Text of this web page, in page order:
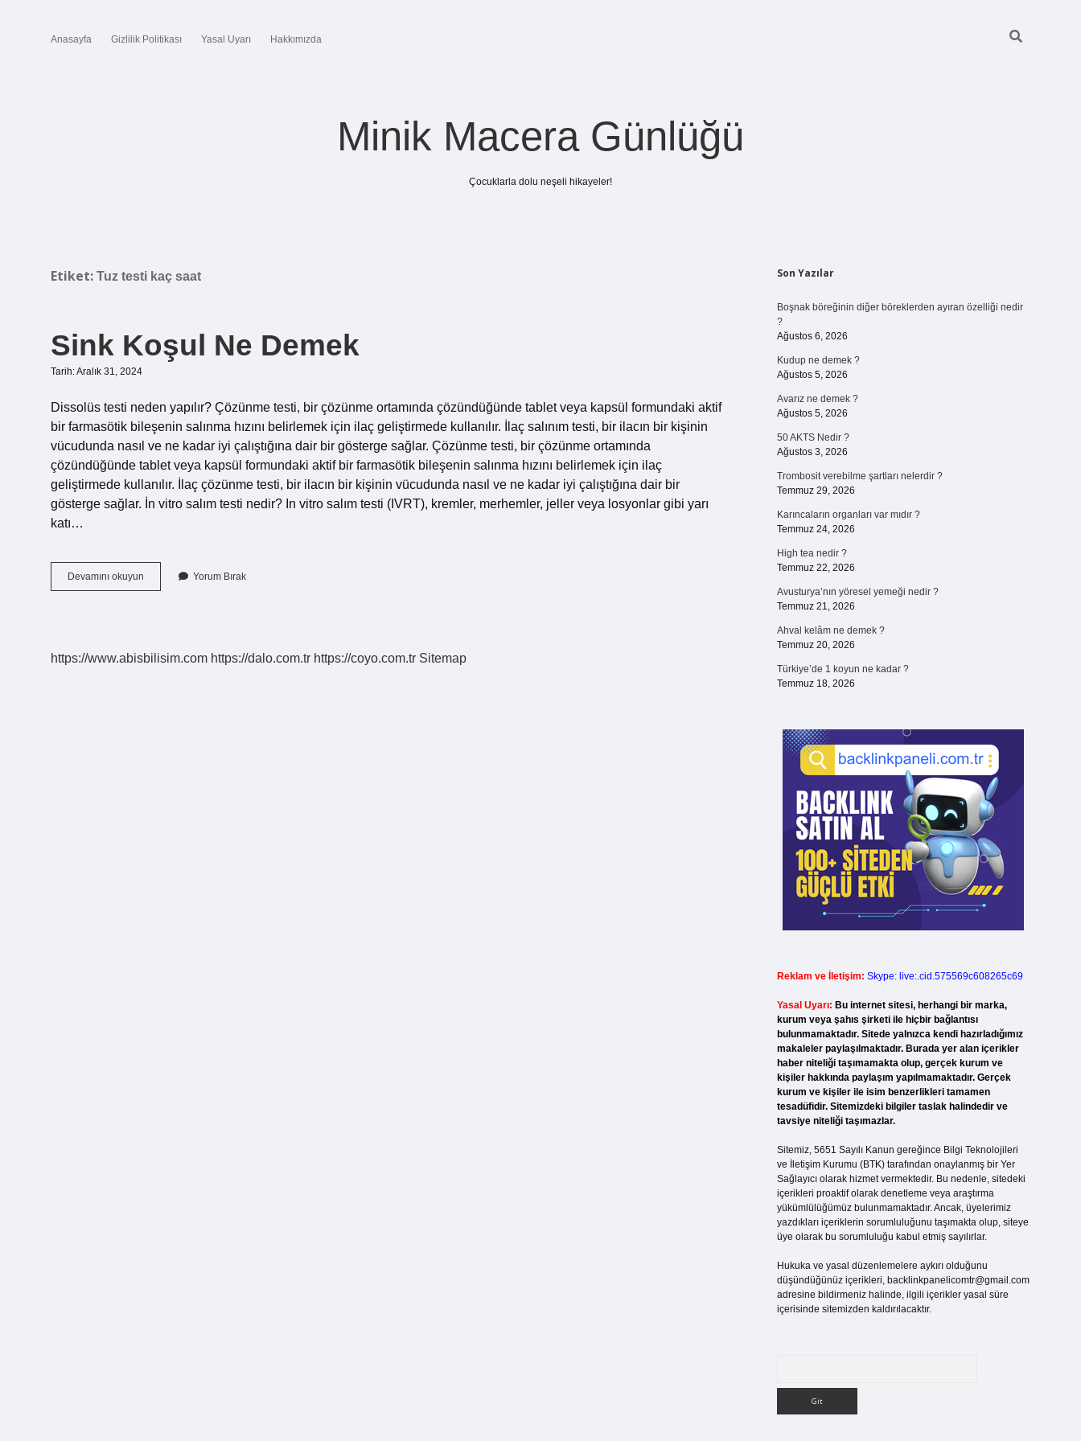
Anasayfa Gizlilik Politikası Yasal Uyarı Hakkımızda
Minik Macera Günlüğü
Çocuklarla dolu neşeli hikayeler!
Etiket: Tuz testi kaç saat
Sink Koşul Ne Demek
Tarih: Aralık 31, 2024
Dissolüs testi neden yapılır? Çözünme testi, bir çözünme ortamında çözündüğünde tablet veya kapsül formundaki aktif
bir farmasötik bileşenin salınma hızını belirlemek için ilaç geliştirmede kullanılır. İlaç salınım testi, bir ilacın bir kişinin
vücudunda nasıl ve ne kadar iyi çalıştığına dair bir gösterge sağlar. Çözünme testi, bir çözünme ortamında
çözündüğünde tablet veya kapsül formundaki aktif bir farmasötik bileşenin salınma hızını belirlemek için ilaç
geliştirmede kullanılır. İlaç çözünme testi, bir ilacın bir kişinin vücudunda nasıl ve ne kadar iyi çalıştığına dair bir
gösterge sağlar. İn vitro salım testi nedir? In vitro salım testi (IVRT), kremler, merhemler, jeller veya losyonlar gibi yarı
katı…
Devamını okuyun
Koşul
Yorum Bırak
https://www.abisbilisim.com https://dalo.com.tr https://coyo.com.tr Sitemap
Sidebar
Son Yazılar
Boşnak böreğinin diğer böreklerden ayıran özelliği nedir
?
Ağustos 6, 2026
Kudup ne demek ?
Ağustos 5, 2026
Avarız ne demek ?
Ağustos 5, 2026
50 AKTS Nedir ?
Ağustos 3, 2026
Trombosit verebilme şartları nelerdir ?
Temmuz 29, 2026
Karıncaların organları var mıdır ?
Temmuz 24, 2026
High tea nedir ?
Temmuz 22, 2026
Avusturya’nın yöresel yemeği nedir ?
Temmuz 21, 2026
Ahval kelâm ne demek ?
Temmuz 20, 2026
Türkiye’de 1 koyun ne kadar ?
Temmuz 18, 2026
Reklam ve İletişim: Skype: live:.cid.575569c608265c69
Yasal Uyarı: Bu internet sitesi, herhangi bir marka,
kurum veya şahıs şirketi ile hiçbir bağlantısı
bulunmamaktadır. Sitede yalnızca kendi hazırladığımız
makaleler paylaşılmaktadır. Burada yer alan içerikler
haber niteliği taşımamakta olup, gerçek kurum ve
kişiler hakkında paylaşım yapılmamaktadır. Gerçek
kurum ve kişiler ile isim benzerlikleri tamamen
tesadüfidir. Sitemizdeki bilgiler taslak halindedir ve
tavsiye niteliği taşımazlar.
Sitemiz, 5651 Sayılı Kanun gereğince Bilgi Teknolojileri
ve İletişim Kurumu (BTK) tarafından onaylanmış bir Yer
Sağlayıcı olarak hizmet vermektedir. Bu nedenle, sitedeki
içerikleri proaktif olarak denetleme veya araştırma
yükümlülüğümüz bulunmamaktadır. Ancak, üyelerimiz
yazdıkları içeriklerin sorumluluğunu taşımakta olup, siteye
üye olarak bu sorumluluğu kabul etmiş sayılırlar.
Hukuka ve yasal düzenlemelere aykırı olduğunu
düşündüğünüz içerikleri, backlinkpanelicomtr@gmail.com
adresine bildirmeniz halinde, ilgili içerikler yasal süre
içerisinde sitemizden kaldırılacaktır.